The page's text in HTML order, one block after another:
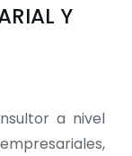
Y
a nivel